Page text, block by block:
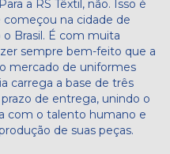
a RS Têxtil, não. Isso é
na cidade de
Brasil. É com muita
sempre bem-feito que a
mercado de uniformes
carrega a base de três
de entrega, unindo o
com o talento humano e
de suas peças.